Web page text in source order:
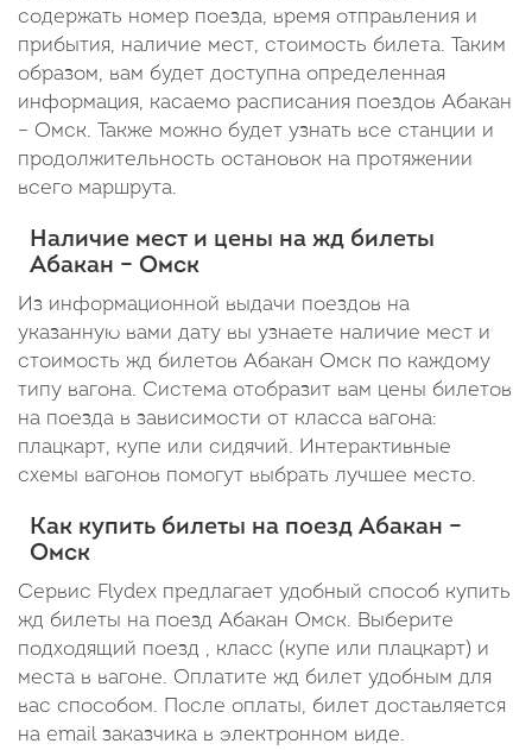
5
часов
52
содержать номер поезда, время отправления и
прибытия, наличие мест, стоимость билета. Таким
образом, вам будет доступна определенная
информация, касаемо расписания поездов Абакан
– Омск. Также можно будет узнать все станции и
продолжительность остановок на протяжении
всего маршрута.
Наличие мест и цены на жд билеты
Абакан – Омск
Из информационной выдачи поездов на
указанную вами дату вы узнаете наличие мест и
стоимость жд билетов Абакан Омск по каждому
типу вагона. Система отобразит вам цены билетов
на поезда в зависимости от класса вагона:
плацкарт, купе или сидячий. Интерактивные
схемы вагонов помогут выбрать лучшее место.
Как купить билеты на поезд Абакан –
Омск
Сервис Flydex предлагает удобный способ купить
жд билеты на поезд Абакан Омск. Выберите
подходящий поезд , класс (купе или плацкарт) и
места в вагоне. Оплатите жд билет удобным для
вас способом. После оплаты, билет доставляется
на email заказчика в электронном виде.